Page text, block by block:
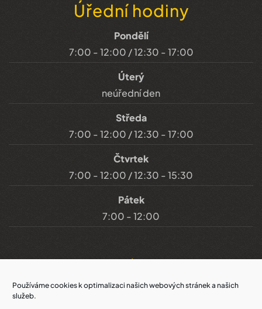
Používáme cookies k optimalizaci našich webových stránek a našich
služeb.
Úřední hodiny
Pondělí
7:00 - 12:00 / 12:30 - 17:00
Úterý
neúřední den
Středa
7:00 - 12:00 / 12:30 - 17:00
Čtvrtek
7:00 - 12:00 / 12:30 - 15:30
Pátek
7:00 - 12:00
Důležité odkazy